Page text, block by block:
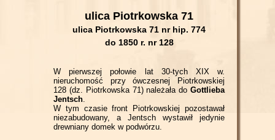
ulica Piotrkowska 71
ulica Piotrkowska 71 nr hip. 774
do 1850 r. nr 128
W pierwszej połowie lat 30-tych XIX w.
nieruchomość przy ówczesnej Piotrkowskiej
128 (dz. Piotrkowska 71) należała do Gottlieba
Jentsch.
W tym czasie front Piotrkowskiej pozostawał
niezabudowany, a Jentsch wystawił jedynie
drewniany domek w podwórzu.